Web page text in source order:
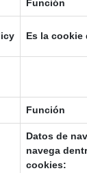
Función
Es la cookie
Función
Datos de
navega
cookies: